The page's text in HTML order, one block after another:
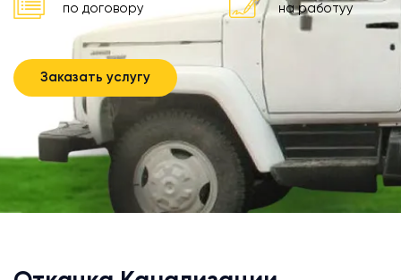
по договору
на работуу
Заказать услугу